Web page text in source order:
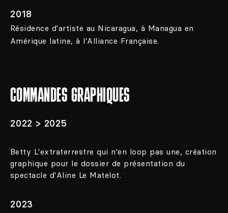
2018
Résidence d'artiste au Nicaragua, à Managua en
Amérique latine, à l'Alliance Française.
COMMANDES GRAPHIQUES
2022 > 2025
Betty L'extraterrestre qui n'en loop pas une, création
graphique pour le dossier de présentation du
spectacle d'Aline Le Matelot.
2023